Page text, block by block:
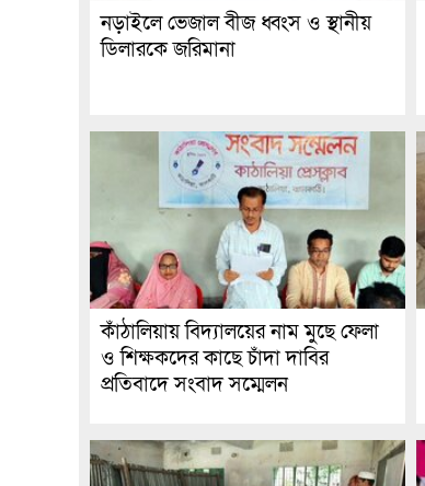
নড়াইলে ভেজাল বীজ ধ্বংস ও স্থানীয়
ডিলারকে জরিমানা
কাঁঠালিয়ায় বিদ্যালয়ের নাম মুছে ফেলা
ও শিক্ষকদের কাছে চাঁদা দাবির
প্রতিবাদে সংবাদ সম্মেলন